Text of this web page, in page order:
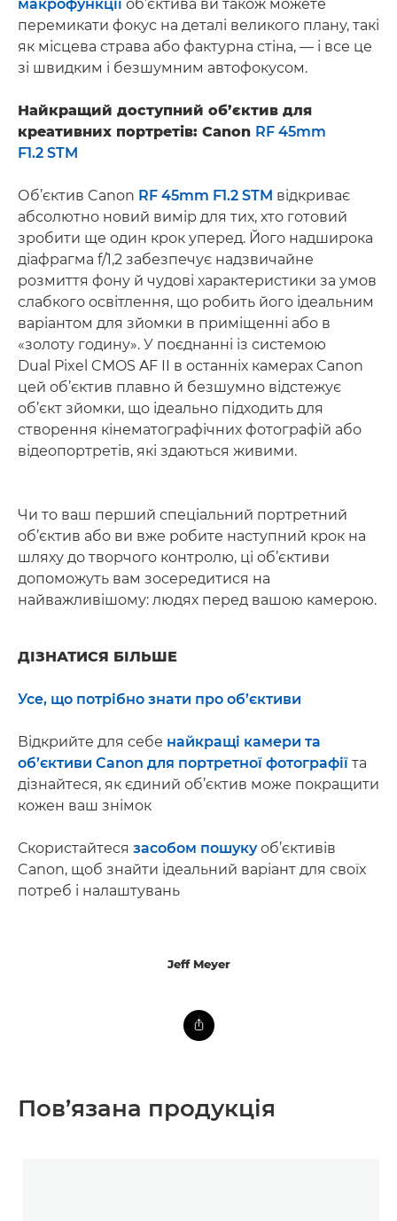
макрофункції об’єктива ви також можете
перемикати фокус на деталі великого плану, такі
як місцева страва або фактурна стіна, — і все це
зі швидким і безшумним автофокусом.
Найкращий доступний об’єктив для
креативних портретів: Canon RF 45mm
F1.2 STM
Об’єктив Canon RF 45mm F1.2 STM відкриває
абсолютно новий вимір для тих, хто готовий
зробити ще один крок уперед. Його надширока
діафрагма f/1,2 забезпечує надзвичайне
розмиття фону й чудові характеристики за умов
слабкого освітлення, що робить його ідеальним
варіантом для зйомки в приміщенні або в
«золоту годину». У поєднанні із системою
Dual Pixel CMOS AF II в останніх камерах Canon
цей об’єктив плавно й безшумно відстежує
об’єкт зйомки, що ідеально підходить для
створення кінематографічних фотографій або
відеопортретів, які здаються живими.
Чи то ваш перший спеціальний портретний
об’єктив або ви вже робите наступний крок на
шляху до творчого контролю, ці об’єктиви
допоможуть вам зосередитися на
найважливішому: людях перед вашою камерою.
ДІЗНАТИСЯ БІЛЬШЕ
Усе, що потрібно знати про об’єктиви
Відкрийте для себе найкращі камери та
об’єктиви Canon для портретної фотографії та
дізнайтеся, як єдиний об’єктив може покращити
кожен ваш знімок
Скористайтеся засобом пошукуоб’єктивів
Canon, щоб знайти ідеальний варіант для своїх
потреб і налаштувань
Jeff Meyer
Пов’язана продукція